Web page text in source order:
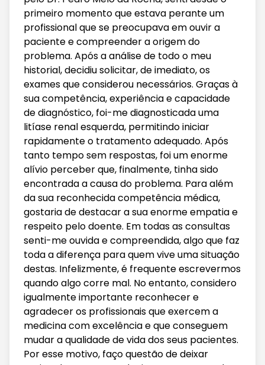
primeiro momento que estava perante um
profissional que se preocupava em ouvir a
paciente e compreender a origem do
problema. Após a análise de todo o meu
historial, decidiu solicitar, de imediato, os
exames que considerou necessários. Graças à
sua competência, experiência e capacidade
de diagnóstico, foi-me diagnosticada uma
litíase renal esquerda, permitindo iniciar
rapidamente o tratamento adequado. Após
tanto tempo sem respostas, foi um enorme
alívio perceber que, finalmente, tinha sido
encontrada a causa do problema. Para além
da sua reconhecida competência médica,
gostaria de destacar a sua enorme empatia e
respeito pelo doente. Em todas as consultas
senti-me ouvida e compreendida, algo que faz
toda a diferença para quem vive uma situação
destas. Infelizmente, é frequente escrevermos
quando algo corre mal. No entanto, considero
igualmente importante reconhecer e
agradecer os profissionais que exercem a
medicina com excelência e que conseguem
mudar a qualidade de vida dos seus pacientes.
Por esse motivo, faço questão de deixar